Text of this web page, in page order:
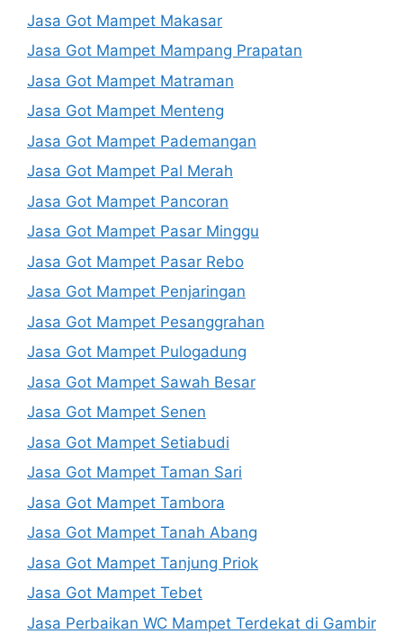
Jasa Got Mampet Makasar
Jasa Got Mampet Mampang Prapatan
Jasa Got Mampet Matraman
Jasa Got Mampet Menteng
Jasa Got Mampet Pademangan
Jasa Got Mampet Pal Merah
Jasa Got Mampet Pancoran
Jasa Got Mampet Pasar Minggu
Jasa Got Mampet Pasar Rebo
Jasa Got Mampet Penjaringan
Jasa Got Mampet Pesanggrahan
Jasa Got Mampet Pulogadung
Jasa Got Mampet Sawah Besar
Jasa Got Mampet Senen
Jasa Got Mampet Setiabudi
Jasa Got Mampet Taman Sari
Jasa Got Mampet Tambora
Jasa Got Mampet Tanah Abang
Jasa Got Mampet Tanjung Priok
Jasa Got Mampet Tebet
Jasa Perbaikan WC Mampet Terdekat di Gambir